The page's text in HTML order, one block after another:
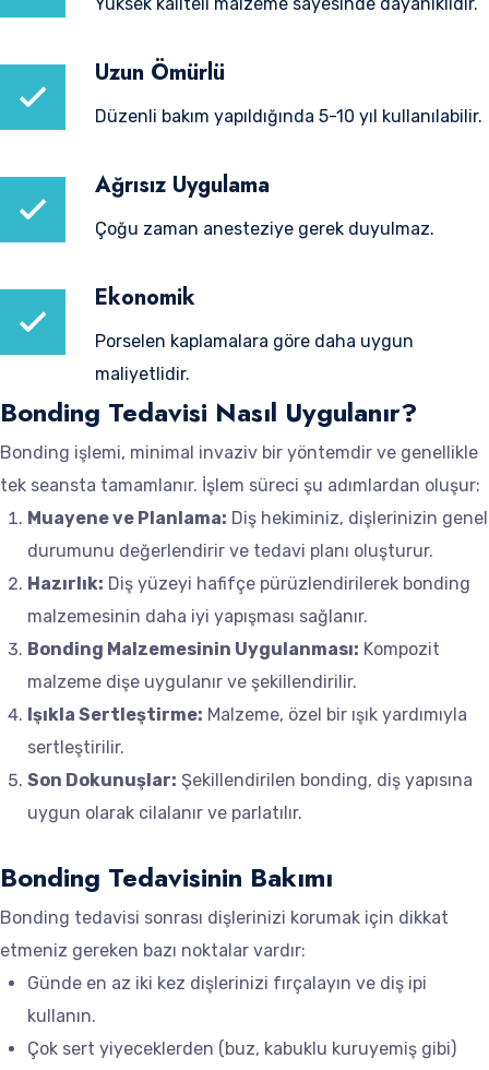
Uzun Ömürlü
Düzenli bakım yapıldığında 5-10 yıl kullanılabilir.
Ağrısız Uygulama
Çoğu zaman anesteziye gerek duyulmaz.
Ekonomik
Porselen kaplamalara göre daha uygun
maliyetlidir.
Bonding Tedavisi Nasıl Uygulanır?
Bonding işlemi, minimal invaziv bir yöntemdir ve genellikle
tek seansta tamamlanır. İşlem süreci şu adımlardan oluşur:
Muayene ve Planlama: Diş hekiminiz, dişlerinizin genel
durumunu değerlendirir ve tedavi planı oluşturur.
Hazırlık: Diş yüzeyi hafifçe pürüzlendirilerek bonding
malzemesinin daha iyi yapışması sağlanır.
Bonding Malzemesinin Uygulanması: Kompozit
malzeme dişe uygulanır ve şekillendirilir.
Işıkla Sertleştirme: Malzeme, özel bir ışık yardımıyla
sertleştirilir.
Son Dokunuşlar: Şekillendirilen bonding, diş yapısına
uygun olarak cilalanır ve parlatılır.
Bonding Tedavisinin Bakımı
Bonding tedavisi sonrası dişlerinizi korumak için dikkat
etmeniz gereken bazı noktalar vardır:
Günde en az iki kez dişlerinizi fırçalayın ve diş ipi
kullanın.
Çok sert yiyeceklerden (buz, kabuklu kuruyemiş gibi)